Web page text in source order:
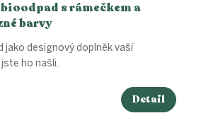
s rámečkem a
barvy
Detail
jako designový doplněk vaší
ho našli.